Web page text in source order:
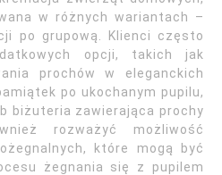
w różnych wariantach –
po grupową. Klienci często
opcji, takich jak
prochów w eleganckich
po ukochanym pupilu,
biżuteria zawierająca prochy
rozważyć możliwość
które mogą być
żegnania się z pupilem